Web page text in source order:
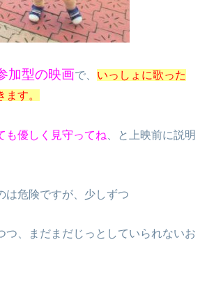
加型の映画で、 いっしょに歌った
す。
も優しく見守ってね 、と上映前に説明
は危険ですが、少しずつ
つ、まだまだじっとしていられないお